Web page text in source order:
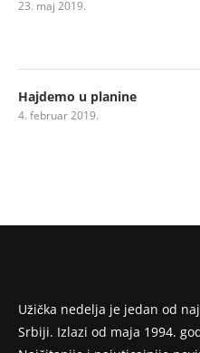
23. maj 2019.
Hajdemo u planine
4. februar 2019.
Užička nedelja je jedan od
Srbiji. Izlazi od maja 1994.